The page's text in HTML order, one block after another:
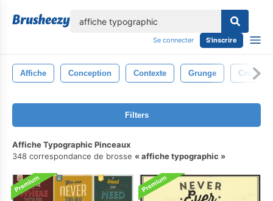
Se connecter S'inscrire
Affiche Conception Contexte Grunge Cru
Filters
Affiche Typographic Pinceaux
348 correspondance de brosse
affiche typographic